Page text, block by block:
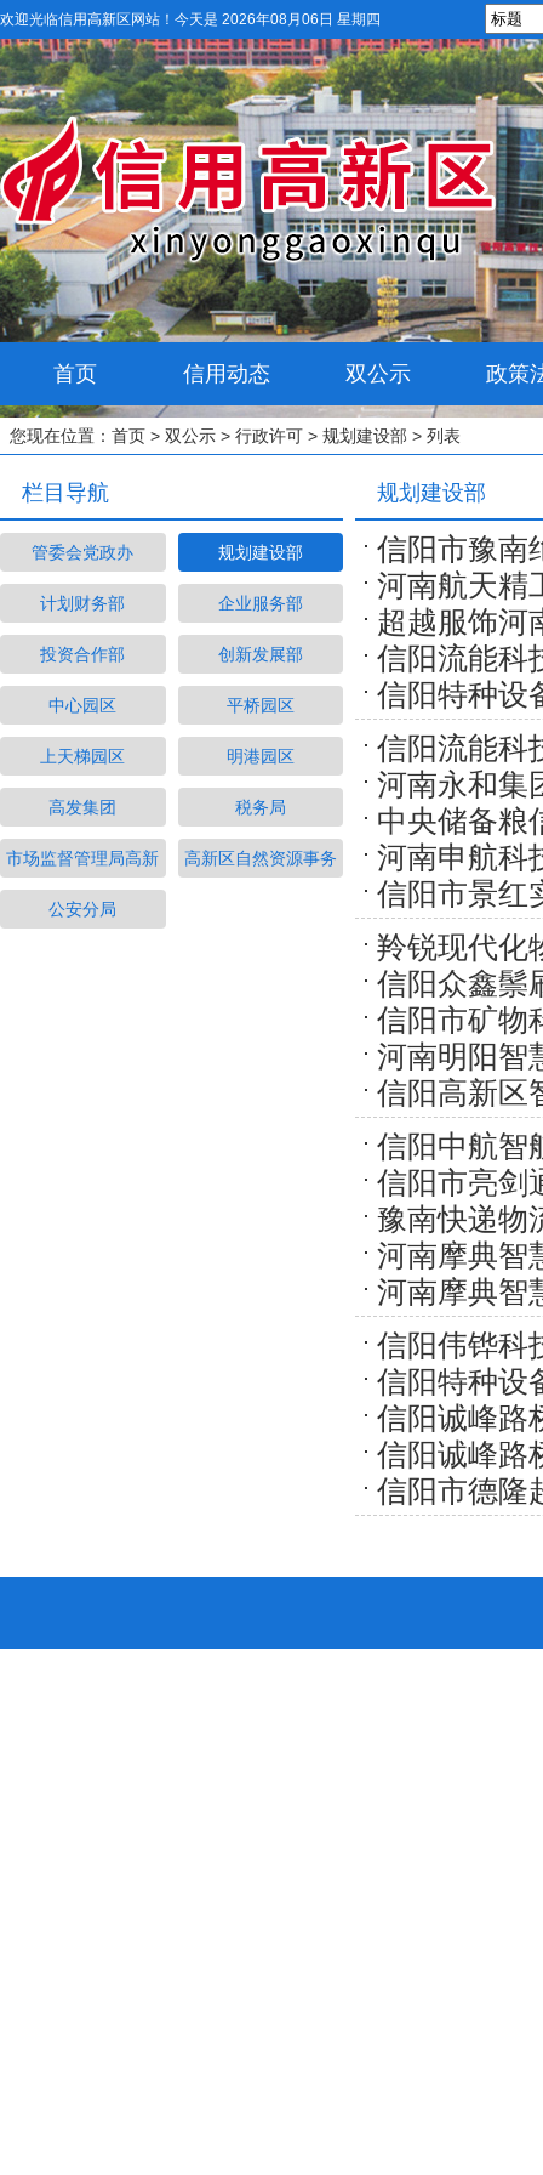
欢迎光临信用高新区网站！ 今天是 2026年08月06日 星期四
首页 信用动态 双公示 政策
您现在位置： 首页 > 双公示 > 行政许可 > 规划建设部 > 列表
栏目导航
管委会党政办 规划建设部
计划财务部 企业服务部
投资合作部 创新发展部
中心园区 平桥园区
上天梯园区 明港园区
高发集团 税务局
市场监督管理局高新 高新区自然资源事务
公安分局
规划建设部
信阳市豫南
可证
河南航天精
提升一期建
超越服饰河
可证
信阳流能科
信阳特种设
信阳流能科
河南永和集
中央储备粮
证河南申航科
项目施工许
信阳市景红
工许可证
羚锐现代化
信阳众鑫鬃
管二期扩建
信阳市矿物
工许可证
河南明阳智
施工许可证
信阳高新区
信阳中航智
项目施工许
信阳市亮剑
只及GPP芯
豫南快递物
河南摩典智
河南摩典智
信阳伟铧科
信阳特种设
信阳诚峰路
标志牌建设
信阳诚峰路
标志牌建设
信阳市德隆